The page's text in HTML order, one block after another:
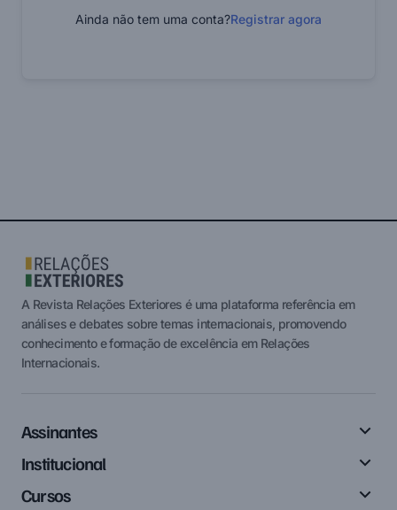
Ainda não tem uma conta?Registrar agora
A Revista Relações Exteriores é uma plataforma referência em
análises e debates sobre temas internacionais, promovendo
conhecimento e formação de excelência em Relações
Internacionais.
Assinantes
Institucional
Cursos